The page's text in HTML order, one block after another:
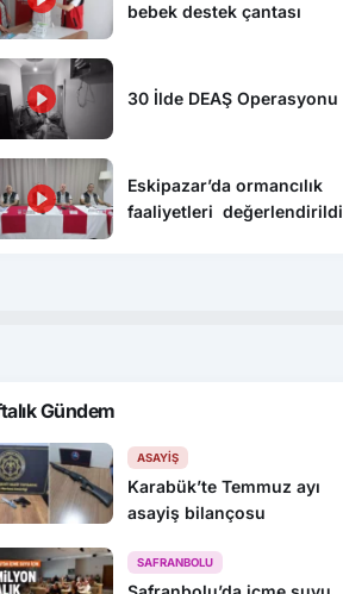
bebek destek çantası
30 İlde DEAŞ Operasyonu
Eskipazar’da ormancılık
faaliyetleri değerlendirildi
Gündem
ASAYIŞ
Karabük’te Temmuz ayı
asayiş bilançosu
SAFRANBOLU